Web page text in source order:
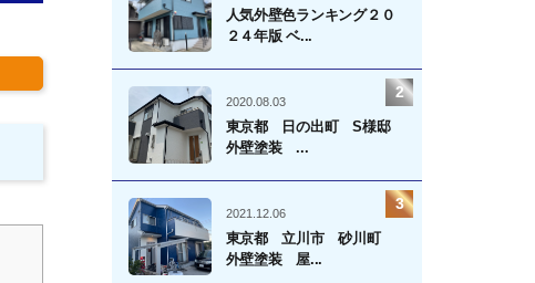
人気外壁色ランキング２０
２４年版 ベ...
2020.08.03
東京都 日の出町 S様邸
外壁塗装 ...
2021.12.06
東京都 立川市 砂川町
外壁塗装 屋...